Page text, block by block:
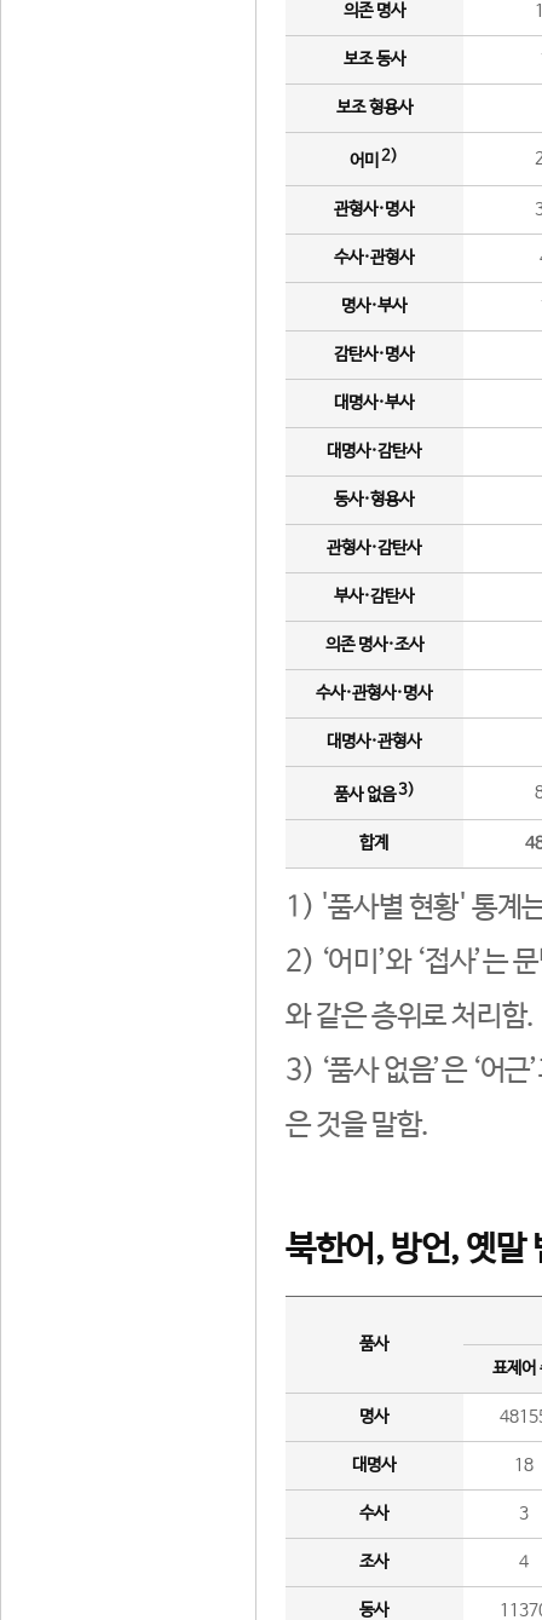
의존 명사
보조 동사
보조 형용사
어미 2)
관형사·명사
수사·관형사
명사·부사
감탄사·명사
대명사·부사
대명사·감탄사
동사·형용사
관형사·감탄사
부사·감탄사
의존 명사·조사
수사·관형사·명사
대명사·관형사
품사 없음3)
합계
1) '품사별 현황' 통계
2) ‘어미’와 ‘접사’는
와 같은 층위로 처리함.
3) ‘품사 없음’은 ‘어
은 것을 말함.
북한어, 방언, 옛말
품사
표제어
명사
대명사 18
수사 3
조사 4
동사